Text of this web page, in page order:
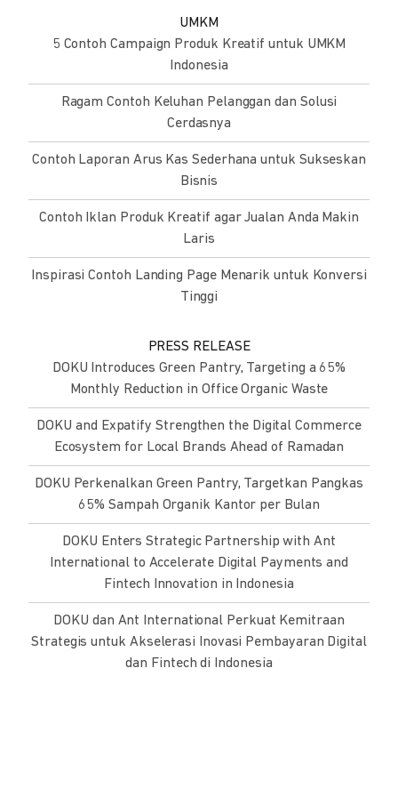
UMKM
5 Contoh Campaign Produk Kreatif untuk UMKM
Indonesia
Ragam Contoh Keluhan Pelanggan dan Solusi
Cerdasnya
Contoh Laporan Arus Kas Sederhana untuk Sukseskan
Bisnis
Contoh Iklan Produk Kreatif agar Jualan Anda Makin
Laris
Inspirasi Contoh Landing Page Menarik untuk Konversi
Tinggi
PRESS RELEASE
DOKU Introduces Green Pantry, Targeting a 65%
Monthly Reduction in Office Organic Waste
DOKU and Expatify Strengthen the Digital Commerce
Ecosystem for Local Brands Ahead of Ramadan
DOKU Perkenalkan Green Pantry, Targetkan Pangkas
65% Sampah Organik Kantor per Bulan
DOKU Enters Strategic Partnership with Ant
International to Accelerate Digital Payments and
Fintech Innovation in Indonesia
DOKU dan Ant International Perkuat Kemitraan
Strategis untuk Akselerasi Inovasi Pembayaran Digital
dan Fintech di Indonesia